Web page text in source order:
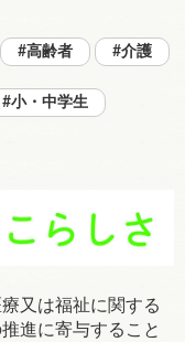
#高齢者 #介護
#小・中学生
又は福祉に関する
進に寄与すること